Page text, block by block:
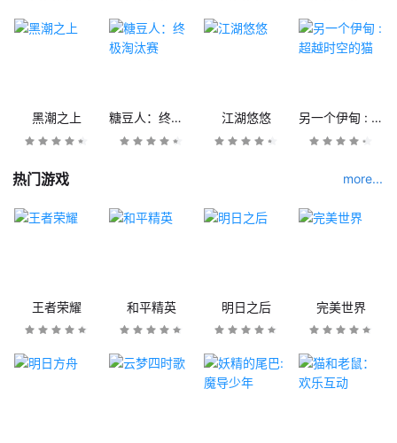
黑潮之上 糖豆人：终极淘汰赛 江湖悠悠 另一个伊甸 : 超越时空的猫
热门游戏 more...
王者荣耀 和平精英 明日之后 完美世界